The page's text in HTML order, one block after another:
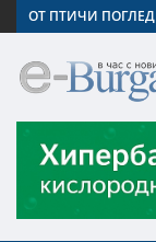
ОТ ПТИЧИ ПОГЛЕД